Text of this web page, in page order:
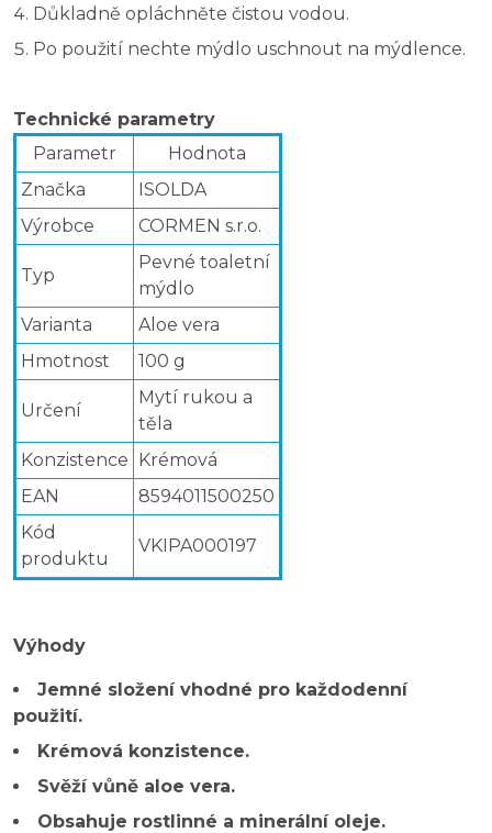
Důkladně opláchněte čistou vodou.
Po použití nechte mýdlo uschnout na mýdlence.
Technické parametry
Parametr
Hodnota
Značka
ISOLDA
Výrobce
CORMEN s.r.o.
Typ
Pevné toaletní
mýdlo
Varianta
Aloe vera
Hmotnost
100 g
Určení
Mytí rukou a
těla
Konzistence Krémová
EAN
8594011500250
Kód
produktu
VKIPA000197
Výhody
Jemné složení vhodné pro každodenní
použití.
Krémová konzistence.
Svěží vůně aloe vera.
Obsahuje rostlinné a minerální oleje.